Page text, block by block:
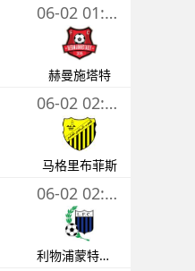
06-02 01:30
赫曼施塔特
06-02 02:00
马格里布菲斯
06-02 02:00
利物浦蒙特维多